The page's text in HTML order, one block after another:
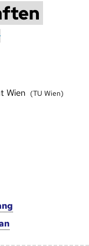
Wien (TU Wien)